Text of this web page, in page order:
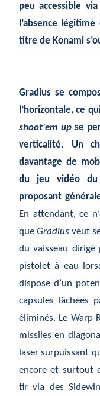
peu accessible
l’absence
titre de Konami
Gradius se
l’horizontale, ce
shoot'em up se
verticalité. Un
davantage de
du jeu vidéo du
proposant
En attendant, ce
queGradius veut
du vaisseau dirigé
pistolet à eau
dispose d’un
capsules lâchées
éliminés. Le Warp
missiles en
laser surpuissant
encore et surtout
tir via des